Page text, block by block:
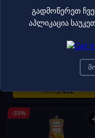
მარნეული პომიდვრის
5.25₾3.49₾
-33%
გადმოწერეთ
აპლიკაცია